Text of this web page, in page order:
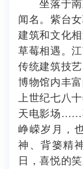
坐落于
闻名。紫台
建筑和文化
草莓相遇。
传统建筑技
博物馆内丰
上世纪七八
天电影场 ……
峥嵘岁月，
神、背篓精
日，喜悦的